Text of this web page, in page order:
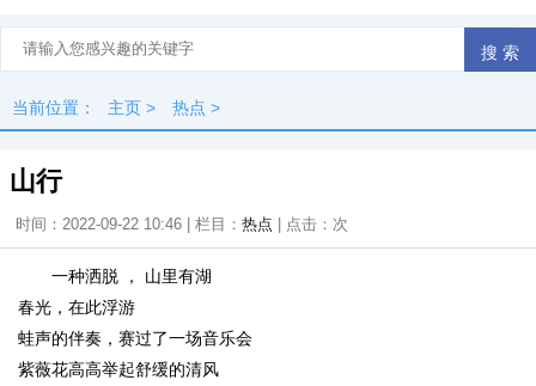
当前位置： 主页 > 热点 >
山行
时间：2022-09-22 10:46 | 栏目： 热点 | 点击： 次
一种洒脱 ， 山里有湖
春光，在此浮游
蛙声的伴奏，赛过了一场音乐会
紫薇花高高举起舒缓的清风